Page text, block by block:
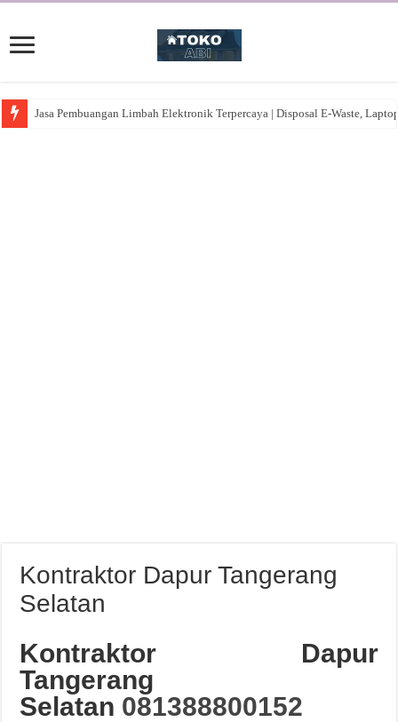
Jasa Pembuangan Limbah Elektronik Terpercaya | Disposal E-Waste,
Kontraktor Dapur Tangerang
Selatan
Kontraktor Dapur
Tangerang
Selatan 081388800152